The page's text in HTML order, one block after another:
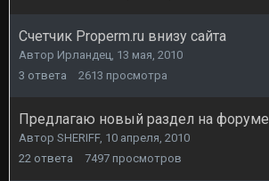
Счетчик Properm.ru внизу сайта
Автор Ирландец, 13 мая, 2010
3 ответа 2613 просмотра
Предлагаю новый раздел на форуме
Автор SHERIFF, 10 апреля, 2010
22 ответа 7497 просмотров